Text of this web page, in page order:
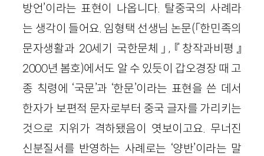
방언’이라는 표현이 나옵니다. 탈중국의 사례라
는 생각이 들어요. 임형택 선생님 논문(「한민족의
문자생활과 20세기 국한문체」, 『창작과비평』
2000년 봄호)에서도 알 수 있듯이 갑오경장 때 고
종 칙령에 ‘국문’과 ‘한문’이라는 표현을 쓴 데서
한자가 보편적 문자로부터 중국 글자를 가리키는
것으로 지위가 격하됐음이 엿보이고요. 무너진
신분질서를 반영하는 사례로는 ‘양반’이라는 말